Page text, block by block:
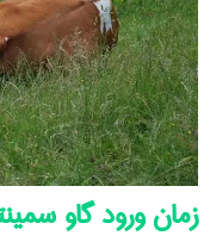
زمان ورود گاو